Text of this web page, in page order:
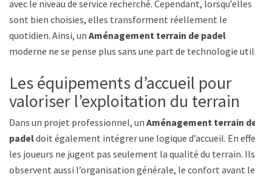
avec le niveau de service recherché. Cependant, lorsqu’elles
sont bien choisies, elles transforment réellement le
quotidien. Ainsi, un Aménagement terrain de padel
moderne ne se pense plus sans une part de technologie utile.
Les équipements d’accueil pour
valoriser l’exploitation du terrain
Dans un projet professionnel, un Aménagement terrain de
padeldoit également intégrer une logique d’accueil. En effet,
les joueurs ne jugent pas seulement la qualité du terrain. Ils
observent aussi l’organisation générale, le confort avant le